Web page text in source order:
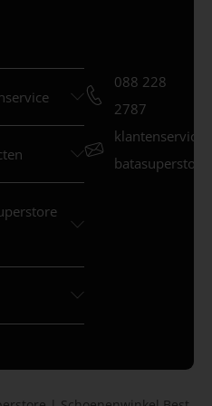
088 228
2787